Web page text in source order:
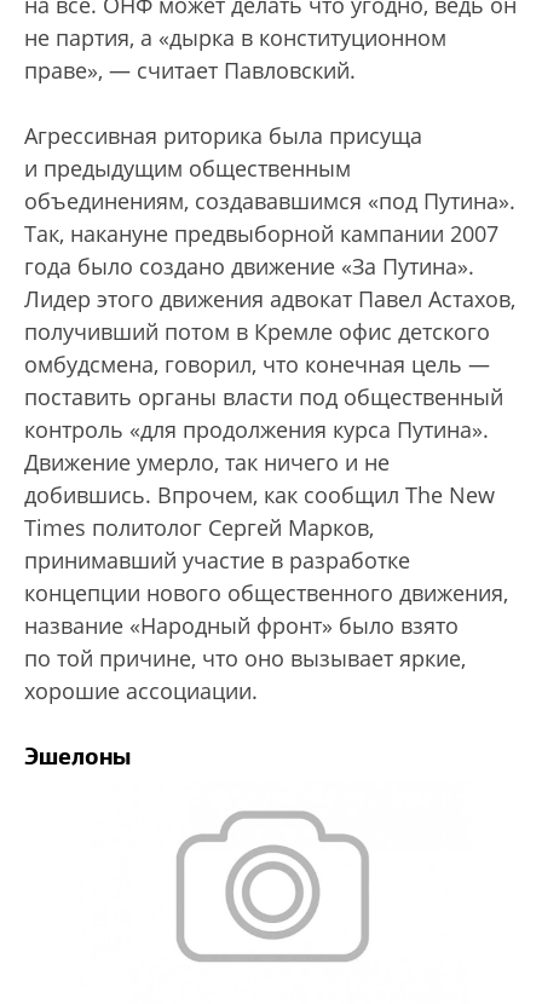
не партия, а «дырка в конституционном
праве», — считает Павловский.
Агрессивная риторика была присуща
и предыдущим общественным
объединениям, создававшимся «под Путина».
Так, накануне предвыборной кампании 2007
года было создано движение «За Путина».
Лидер этого движения адвокат Павел Астахов,
получивший потом в Кремле офис детского
омбудсмена, говорил, что конечная цель —
поставить органы власти под общественный
контроль «для продолжения курса Путина».
Движение умерло, так ничего и не
добившись. Впрочем, как сообщил The New
Times политолог Сергей Марков,
принимавший участие в разработке
концепции нового общественного движения,
название «Народный фронт» было взято
по той причине, что оно вызывает яркие,
хорошие ассоциации.
Эшелоны